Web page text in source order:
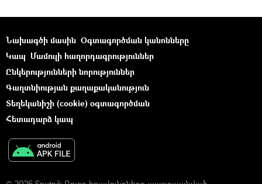
Նախագծի մասին Օգտագործման կանոնները
Կապ Մամուլի հաղորդագրություններ
Ընկերությունների նորություններ
Գաղտնիության քաղաքականություն
Տեղեկանիշի (cookie) օգտագործման
Հետադարձ կապ